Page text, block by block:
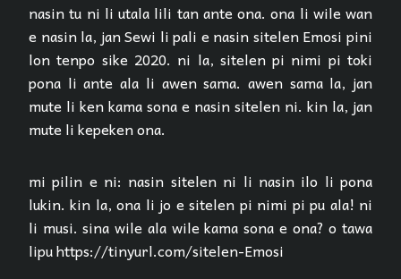
nasin tu ni li utala lili tan ante ona. ona li wile wan
e nasin la, jan Sewi li pali e nasin sitelen Emosi pini
lon tenpo sike 2020. ni la, sitelen pi nimi pi toki
pona li ante ala li awen sama. awen sama la, jan
mute li ken kama sona e nasin sitelen ni. kin la, jan
mute li kepeken ona.
mi pilin e ni: nasin sitelen ni li nasin ilo li pona
lukin. kin la, ona li jo e sitelen pi nimi pi pu ala! ni
li musi. sina wile ala wile kama sona e ona? o tawa
lipu https://tinyurl.com/sitelen-Emosi